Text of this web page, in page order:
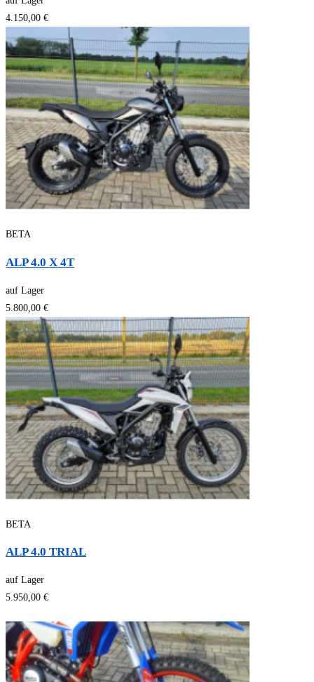
4.150,00 €
BETA
ALP 4.0 X 4T
auf Lager
5.800,00 €
BETA
ALP 4.0 TRIAL
auf Lager
5.950,00 €